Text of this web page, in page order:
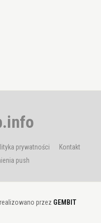
prywatności
Kontakt
push
przez GEMBIT